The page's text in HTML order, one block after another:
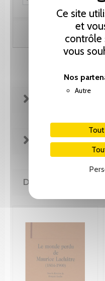
Ce site
et
contrôle
vous
Nos
Autre
EXTRAITS
DE LA MÊME